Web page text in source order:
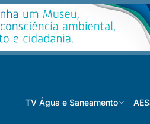
TV Água e Saneamento